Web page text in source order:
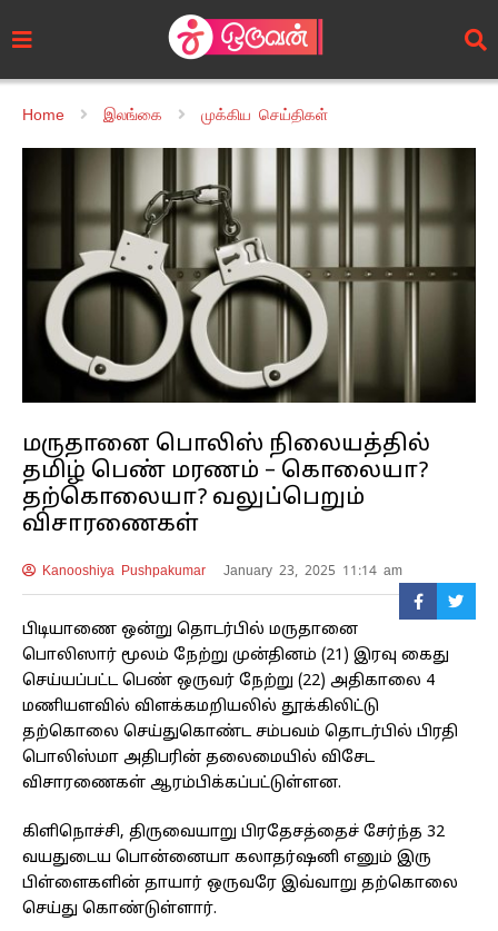
Home இலங்கை முக்கிய செய்திகள்
மருதானை பொலிஸ் நிலையத்தில்
தமிழ் பெண் மரணம் – கொலையா?
தற்கொலையா? வலுப்பெறும்
விசாரணைகள்
Kanooshiya Pushpakumar January 23, 2025 11:14 am
பிடியாணை ஒன்று தொடர்பில் மருதானை
பொலிஸார் மூலம் நேற்று முன்தினம் (21) இரவு கைது
செய்யப்பட்ட பெண் ஒருவர் நேற்று (22) அதிகாலை 4
மணியளவில் விளக்கமறியலில் தூக்கிலிட்டு
தற்கொலை செய்துகொண்ட சம்பவம் தொடர்பில் பிரதி
பொலிஸ்மா அதிபரின் தலைமையில் விசேட
விசாரணைகள் ஆரம்பிக்கப்பட்டுள்ளன.
கிளிநொச்சி, திருவையாறு பிரதேசத்தைச் சேர்ந்த 32
வயதுடைய பொன்னையா கலாதர்ஷனி எனும் இரு
பிள்ளைகளின் தாயார் ஒருவரே இவ்வாறு தற்கொலை
செய்து கொண்டுள்ளார்.